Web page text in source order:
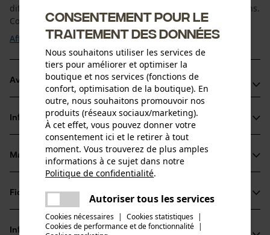
différents coloris, peut être combinée de nombreuses façons.
Convient également aux femmes. ...
Afficher plus
Avantages du produit
Très bonne isolation thermique et excellente respirabilité
Structure en fibre hydrofuge protégeant de l'humidité
Amélioration de la visibilité de la veste en fibre polaire KOX
grâce aux bandes réfléchissantes dans le dos
Informations sur le produit
Détails du produit
Type de manche
manches longues
Matériau & entretien
Type de matériau
Fiches techniques
Fiche de données de sécurité du produit (PDF)
Informations fabricant
Consentement pour le
traitement des données
Nous souhaitons utiliser les services de
tiers pour améliorer et optimiser la
boutique et nos services (fonctions de
confort, optimisation de la boutique). En
outre, nous souhaitons promouvoir nos
produits (réseaux sociaux/marketing).
À cet effet, vous pouvez donner votre
consentement ici et le retirer à tout
moment. Vous trouverez de plus amples
informations à ce sujet dans notre
Politique de confidentialité.
Autoriser tous les services
Cookies nécessaires | Cookies statistiques |
Cookies de performance et de fonctionnalité |
Une erreur s'est produite. Veuillez
essayer encore.
partager
partager
mail